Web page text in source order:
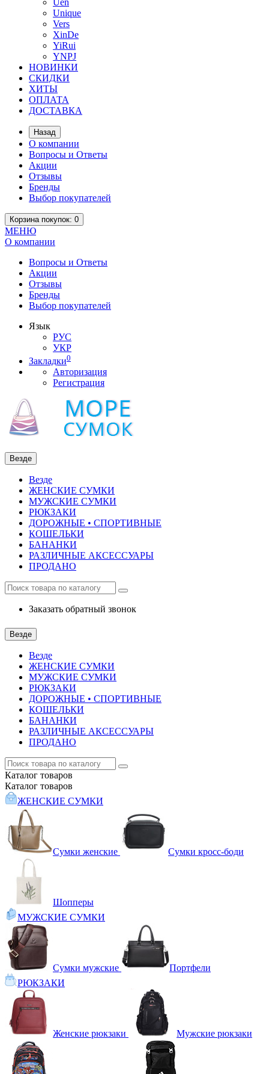
Uen
Unique
Vers
XinDe
YiRui
YNPJ
НОВИНКИ
СКИДКИ
ХИТЫ
ОПЛАТА
ДОСТАВКА
Назад
О компании
Вопросы и Ответы
Акции
Отзывы
Бренды
Выбор покупателей
Корзинапокупок: 0
МЕНЮ
О компании
Вопросы и Ответы
Акции
Отзывы
Бренды
Выбор покупателей
Язык
РУС
УКР
Закладки0
Авторизация
Регистрация
Везде
Везде
ЖЕНСКИЕ СУМКИ
МУЖСКИЕ СУМКИ
РЮКЗАКИ
ДОРОЖНЫЕ • СПОРТИВНЫЕ
КОШЕЛЬКИ
БАНАНКИ
РАЗЛИЧНЫЕ АКСЕССУАРЫ
ПРОДАНО
Заказать обратный звонок
Везде
Везде
ЖЕНСКИЕ СУМКИ
МУЖСКИЕ СУМКИ
РЮКЗАКИ
ДОРОЖНЫЕ • СПОРТИВНЫЕ
КОШЕЛЬКИ
БАНАНКИ
РАЗЛИЧНЫЕ АКСЕССУАРЫ
ПРОДАНО
Каталог товаров
Каталог товаров
ЖЕНСКИЕ СУМКИ
Сумки женские Сумки кросс-боди
Шопперы
МУЖСКИЕ СУМКИ
Сумки мужские
Портфели
РЮКЗАКИ
Женские рюкзаки Мужские рюкзаки